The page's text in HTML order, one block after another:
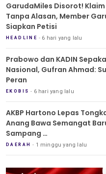
GarudaMiles Disorot!
Tanpa Alasan, Member
Siapkan Petisi
HEADLINE 6 hari yang lalu
Prabowo dan KADIN
Nasional, Gufran Ahmad:
Peran
EKOBIS 6 hari yang lalu
AKBP Hartono Lepas
Anang Bawa Semangat
Sampang
Tradisi Pedang Pora Iringi
Sampang
DAERAH 1 minggu yang lalu